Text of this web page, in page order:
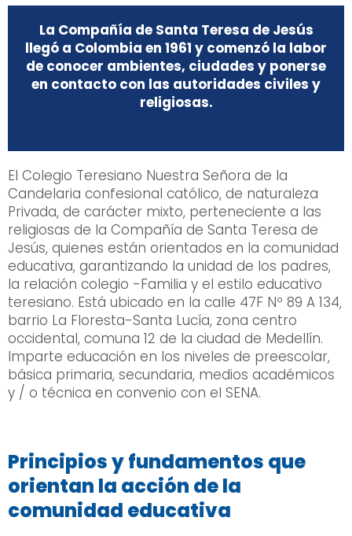
La Compañía de Santa Teresa de Jesús
llegó a Colombia en 1961 y comenzó la labor
de conocer ambientes, ciudades y ponerse
en contacto con las autoridades civiles y
religiosas.
El Colegio Teresiano Nuestra Señora de la
Candelaria confesional católico, de naturaleza
Privada, de carácter mixto, perteneciente a las
religiosas de la Compañía de Santa Teresa de
Jesús, quienes están orientados en la comunidad
educativa, garantizando la unidad de los padres,
la relación colegio -Familia y el estilo educativo
teresiano. Está ubicado en la calle 47F Nº 89 A 134,
barrio La Floresta-Santa Lucía, zona centro
occidental, comuna 12 de la ciudad de Medellín.
Imparte educación en los niveles de preescolar,
básica primaria, secundaria, medios académicos
y / o técnica en convenio con el SENA.
Principios y fundamentos que
orientan la acción de la
comunidad educativa